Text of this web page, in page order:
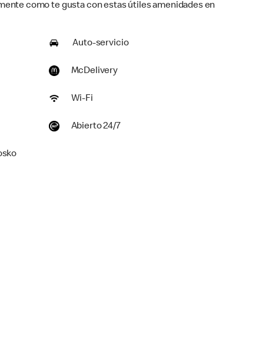
como te gusta con estas útiles amenidades en
Auto-servicio
McDelivery
Wi-Fi
Abierto 24/7